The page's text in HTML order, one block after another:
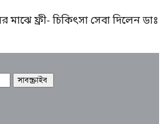
ফ্রী- চিকিৎসা সেবা দিলেন ডাঃ